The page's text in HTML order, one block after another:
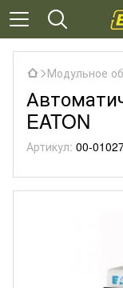
Модульное
EATON
Артикул: 00-